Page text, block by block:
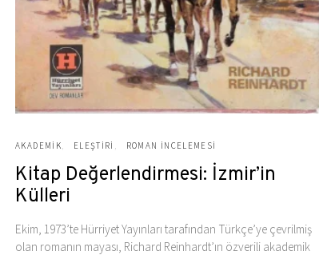
AKADEMIK ELEŞTIRI ROMAN İNCELEMESI
Kitap Değerlendirmesi: İzmir’in
Külleri
Ekim, 1973’te Hürriyet Yayınları tarafından Türkçe’ye çevrilmiş
olan romanın mayası, Richard Reinhardt’ın özverili akademik